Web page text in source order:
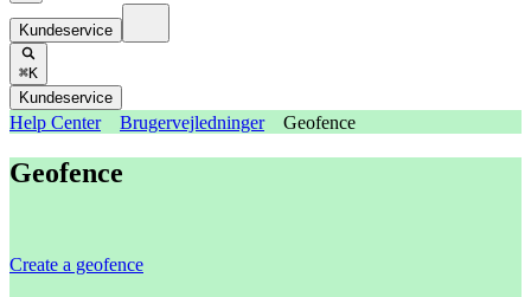
Kundeservice
⌘K
Kundeservice
Help Center Brugervejledninger Geofence
Geofence
Create a geofence